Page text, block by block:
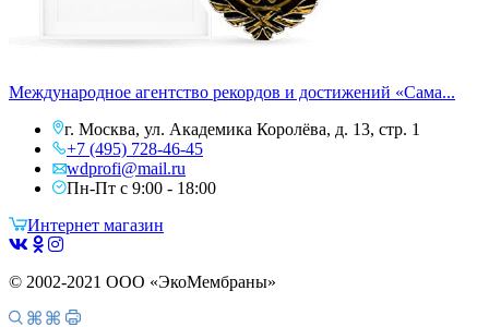
Международное агентство рекордов и достижений «Сама...
г. Москва, ул. Академика Королёва, д. 13, стр. 1
+7 (495) 728-46-45
wdprofi@mail.ru
Пн-Пт с 9:00 - 18:00
Интернет магазин
© 2002-2021 ООО «ЭкоМембраны»